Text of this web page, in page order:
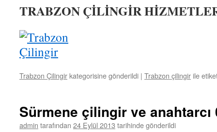
TRABZON ÇİLİNGİR
Trabzon Çilingir kategorisine gönderildi | Trabzon çilingir ile
Sürmene çilingir ve anahtarcı
admin tarafından 24 Eylül 2013 tarihinde gönderildi